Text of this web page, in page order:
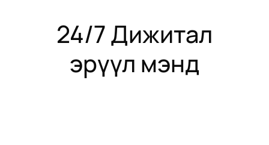
24/7 Дижитал
эрүүл мэнд